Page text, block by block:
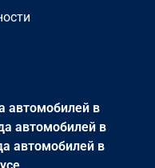
автомобилей в
автомобилей в
автомобилей в